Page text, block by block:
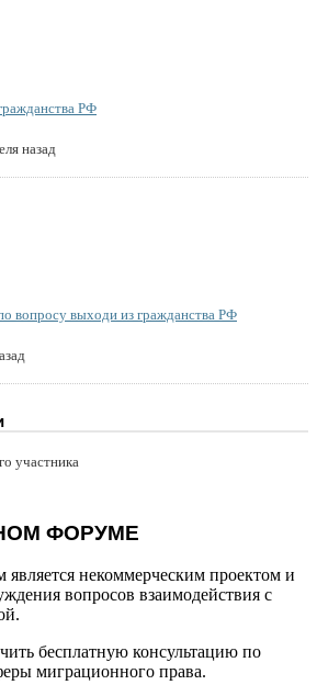
РФ
назад
вопросу выходи из гражданства РФ
участника
ФОРУМЕ
некоммерческим проектом и
вопросов взаимодействия с
бесплатную консультацию по
миграционного права.